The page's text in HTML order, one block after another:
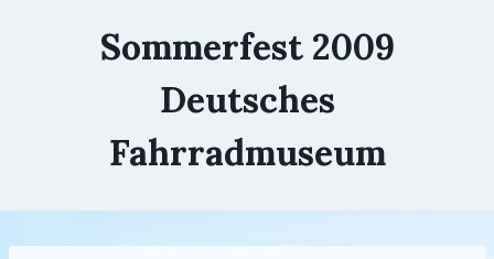
Sommerfest 2009
Deutsches
Fahrradmuseum